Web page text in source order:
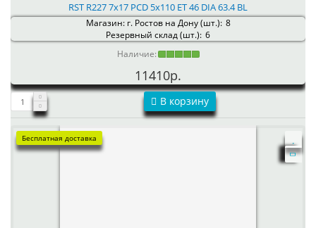
RST R227 7x17 PCD 5x110 ET 46 DIA 63.4 BL
Магазин: г. Ростов на Дону (шт.): 8
Резервный склад (шт.): 6
Наличие:
11410р.
В корзину
Бесплатная доставка